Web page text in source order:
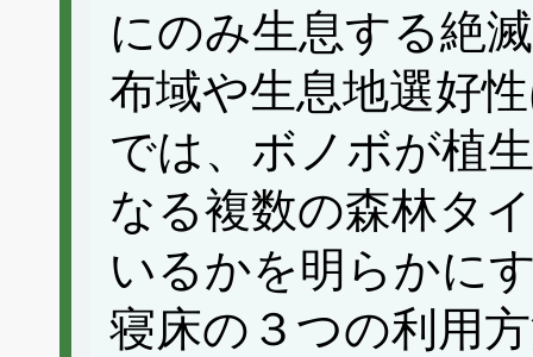
にのみ生息する絶
布域や生息地選好
では、ボノボが植
なる複数の森林タ
いるかを明らかに
寝床の３つの利用